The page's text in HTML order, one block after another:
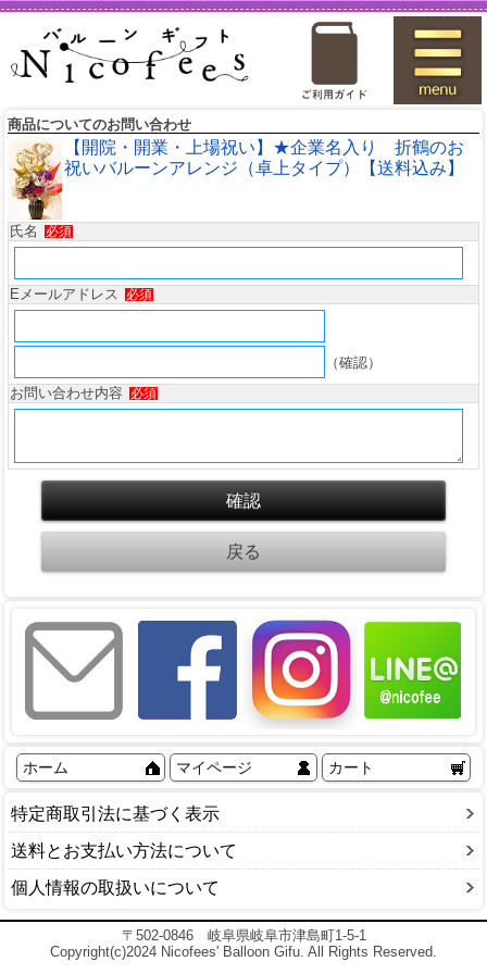
商品についてのお問い合わせ
【開院・開業・上場祝い】★企業名入り 折鶴のお
祝いバルーンアレンジ（卓上タイプ）【送料込み】
氏名 必須
Eメールアドレス 必須
（確認）
お問い合わせ内容
必須
ホーム マイページ カート
特定商取引法に基づく表示
送料とお支払い方法について
個人情報の取扱いについて
〒502-0846 岐阜県岐阜市津島町1-5-1
Copyright(c)2024 Nicofees' Balloon Gifu. All Rights Reserved.